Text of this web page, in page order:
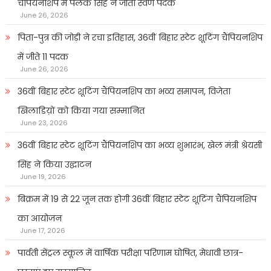
चैंपियनशिप में पलक सिंह ने जीता स्वर्ण पदक
June 26, 2026
पिता-पुत्र की जोड़ी ने रचा इतिहास, 36वीं बिहार स्टेट शूटिंग चैंपियनशिप
में जीते 11 पदक
June 26, 2026
36वीं बिहार स्टेट शूटिंग चैंपियनशिप का भव्य समापन, विजेता
खिलाडिय़ों को किया गया सम्मानित
June 23, 2026
36वीं बिहार स्टेट शूटिंग चैंपियनशिप का भव्य शुभारंभ, खेल मंत्री श्रेयसी
सिंह ने किया उद्घाटन
June 19, 2026
बिक्रम में 19 से 22 जून तक होगी 36वीं बिहार स्टेट शूटिंग चैंपियनशिप
का आयोजन
June 17, 2026
पार्वती सेंट्रल स्कूल में वार्षिक परीक्षा परिणाम घोषित, मेधावी छात्र-